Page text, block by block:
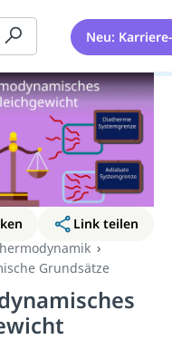
Neu:
Link teilen
Grundsätze